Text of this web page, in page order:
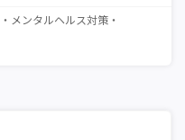
メンタルヘルス対策